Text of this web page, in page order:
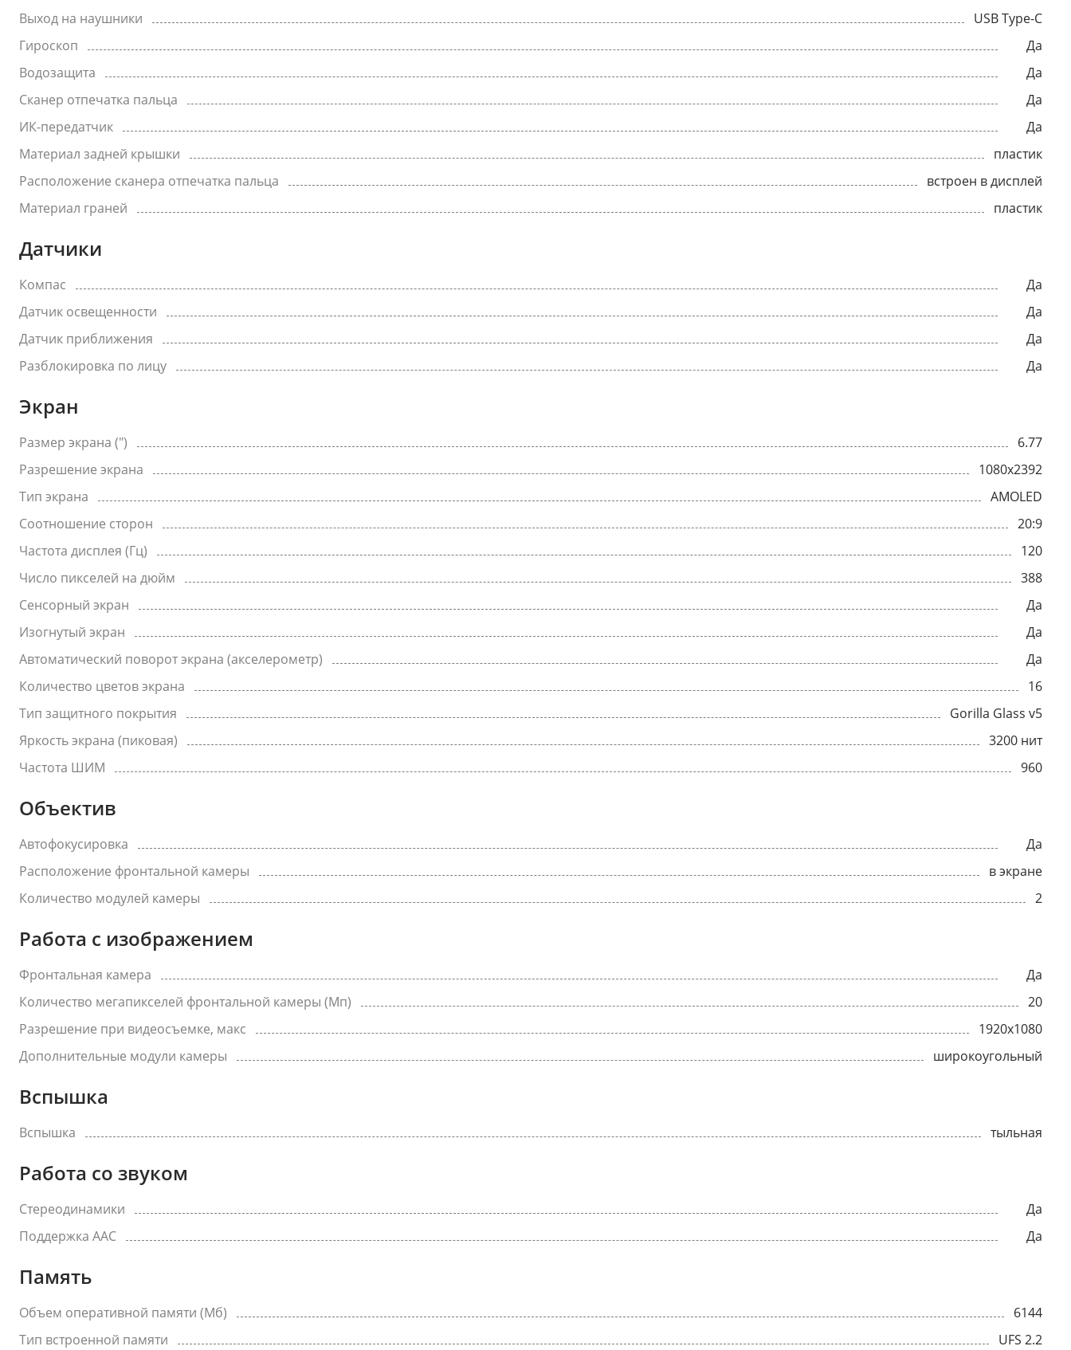
Выход на наушники
USB Type-C
Гироскоп
Да
Водозащита
Да
Сканер отпечатка пальца
Да
ИК-передатчик
Да
Материал задней крышки
пластик
Расположение сканера отпечатка пальца
встроен в дисплей
Материал граней
пластик
Датчики
Компас
Да
Датчик освещенности
Да
Датчик приближения
Да
Разблокировка по лицу
Да
Экран
Размер экрана (")
6.77
Разрешение экрана
1080x2392
Тип экрана
AMOLED
Соотношение сторон
20:9
Частота дисплея (Гц)
120
Число пикселей на дюйм
388
Сенсорный экран
Да
Изогнутый экран
Да
Автоматический поворот экрана (акселерометр)
Да
Количество цветов экрана
16
Тип защитного покрытия
Gorilla Glass v5
Яркость экрана (пиковая)
3200 нит
Частота ШИМ
960
Объектив
Автофокусировка
Да
Расположение фронтальной камеры
в экране
Количество модулей камеры
2
Работа с изображением
Фронтальная камера
Да
Количество мегапикселей фронтальной камеры (Мп)
20
Разрешение при видеосъемке, макс
1920x1080
Дополнительные модули камеры
широкоугольный
Вспышка
Вспышка тыльная
Работа со звуком
Стереодинамики
Да
Поддержка AAC
Да
Память
Объем оперативной памяти (Мб)
6144
Тип встроенной памяти
UFS 2.2